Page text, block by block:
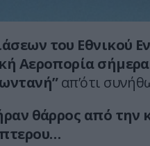
του Εθνικού
Αεροπορία
απ’ότι
θάρρος από την